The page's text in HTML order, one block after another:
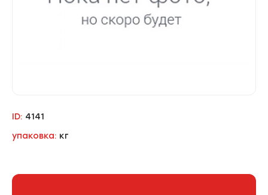
ID: 4141
упаковка: кг